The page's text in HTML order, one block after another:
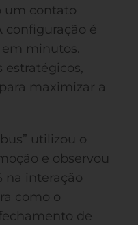
um contato
configuração é
minutos.
estratégicos,
maximizar a
utilizou o
e observou
na interação
como o
de